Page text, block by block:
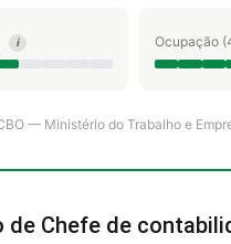
i Ocupação
— Ministério do Trabalho e
de Chefe de